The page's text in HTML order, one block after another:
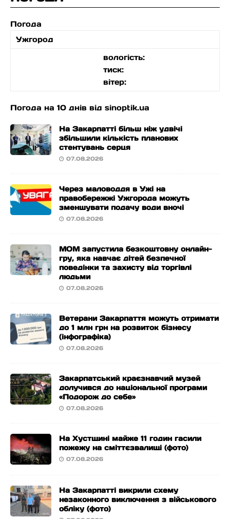
Погода
Ужгород
вологість:
тиск:
вітер:
Погода на 10 днів від sinoptik.ua
На Закарпатті більш ніж удвічі
збільшили кількість планових
стентувань серця
07.08.2026
Через маловоддя в Ужі на
правобережжі Ужгорода можуть
зменшувати подачу води вночі
07.08.2026
МОМ запустила безкоштовну онлайн-
гру, яка навчає дітей безпечної
поведінки та захисту від торгівлі
людьми
07.08.2026
Ветерани Закарпаття можуть отримати
до 1 млн грн на розвиток бізнесу
(інфографіка)
07.08.2026
Закарпатський краєзнавчий музей
долучився до національної програми
«Подорож до себе»
07.08.2026
На Хустщині майже 11 годин гасили
пожежу на сміттєзвалищі (фото)
07.08.2026
На Закарпатті викрили схему
незаконного виключення з військового
обліку (фото)